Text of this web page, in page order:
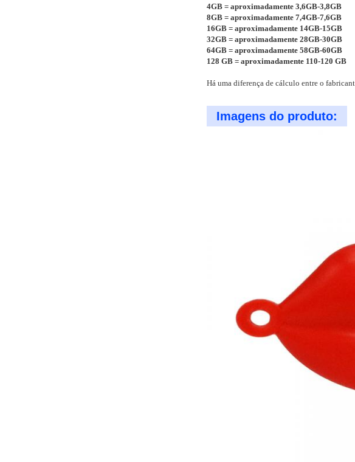
4GB = aproximadamente 3,6GB-3,8GB
8GB = aproximadamente 7,4GB-7,6GB
16GB = aproximadamente 14GB-15GB
32GB = aproximadamente 28GB-30GB
64GB = aproximadamente 58GB-60GB
128 GB = aproximadamente 110-120 GB
Há uma diferença de cálculo entre o
Imagens do produto: